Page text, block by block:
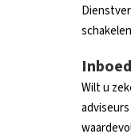
Wilt u